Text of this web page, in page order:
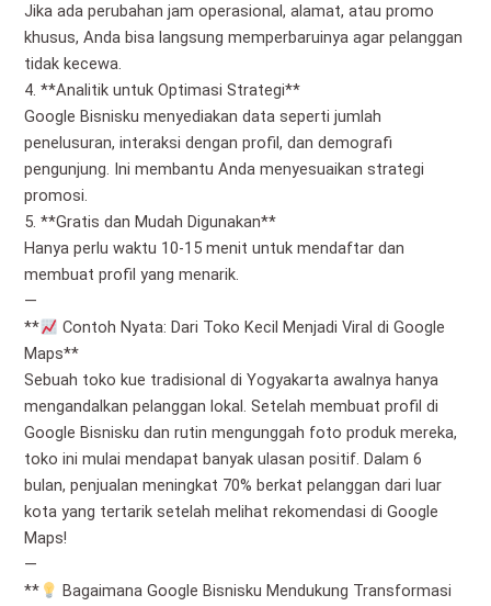
Jika ada perubahan jam operasional, alamat, atau promo
khusus, Anda bisa langsung memperbaruinya agar pelanggan
tidak kecewa.
4. **Analitik untuk Optimasi Strategi**
Google Bisnisku menyediakan data seperti jumlah
penelusuran, interaksi dengan profil, dan demografi
pengunjung. Ini membantu Anda menyesuaikan strategi
promosi.
5. **Gratis dan Mudah Digunakan**
Hanya perlu waktu 10-15 menit untuk mendaftar dan
membuat profil yang menarik.
—
**
Contoh Nyata: Dari Toko Kecil Menjadi Viral di Google
Maps**
Sebuah toko kue tradisional di Yogyakarta awalnya hanya
mengandalkan pelanggan lokal. Setelah membuat profil di
Google Bisnisku dan rutin mengunggah foto produk mereka,
toko ini mulai mendapat banyak ulasan positif. Dalam 6
bulan, penjualan meningkat 70% berkat pelanggan dari luar
kota yang tertarik setelah melihat rekomendasi di Google
Maps!
—
**
Bagaimana Google Bisnisku Mendukung Transformasi